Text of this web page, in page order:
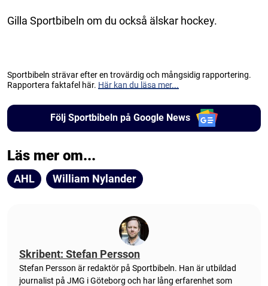
Gilla Sportbibeln om du också älskar hockey.
Sportbibeln strävar efter en trovärdig och mångsidig rapportering.
Rapportera faktafel här. Här kan du läsa mer...
Följ Sportbibeln på Google News
Läs mer om...
AHL William Nylander
Skribent: Stefan Persson
Stefan Persson är redaktör på Sportbibeln. Han är utbildad
journalist på JMG i Göteborg och har lång erfarenhet som